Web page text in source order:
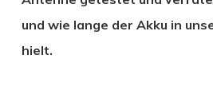
und wie lange der Akku in
hielt.